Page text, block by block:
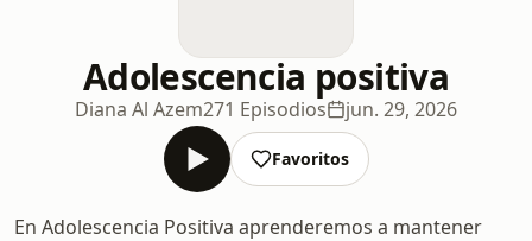
Adolescencia positiva
Diana Al Azem271 Episodios jun. 29, 2026
Favoritos
En Adolescencia Positiva aprenderemos a mantener